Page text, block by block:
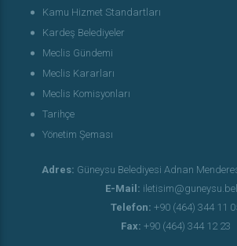
Kamu Hizmet Standartları
Kardeş Belediyeler
Meclis Gündemi
Meclis Kararları
Meclis Komisyonları
Tarihçe
Yönetim Şeması
Adres: Güneysu Belediyesi Adnan
E-Mail:
Telefon: +90 (464) 344 11
Fax: +90 (464) 344 12 23